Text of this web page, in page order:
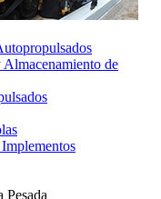
Almacenamiento de